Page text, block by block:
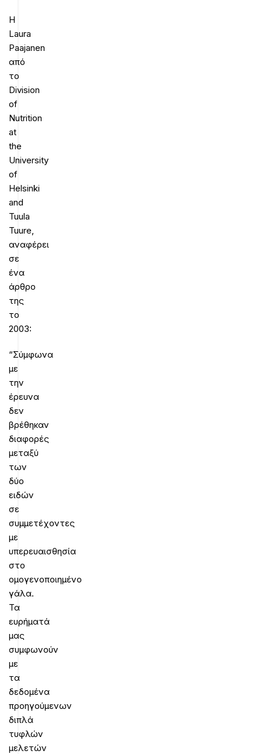
Η
Laura
Paajanen
από
το
Division
of
Nutrition
at
the
University
of
Helsinki
and
Tuula
Tuure,
αναφέρει
σε
ένα
άρθρο
της
το
2003:
“Σύμφωνα
με
την
έρευνα
δεν
βρέθηκαν
διαφορές
μεταξύ
των
δύο
ειδών
σε
συμμετέχοντες
με
υπερευαισθησία
στο
ομογενοποιημένο
γάλα.
Τα
ευρήματά
μας
συμφωνούν
με
τα
δεδομένα
προηγούμενων
διπλά
τυφλών
μελετών